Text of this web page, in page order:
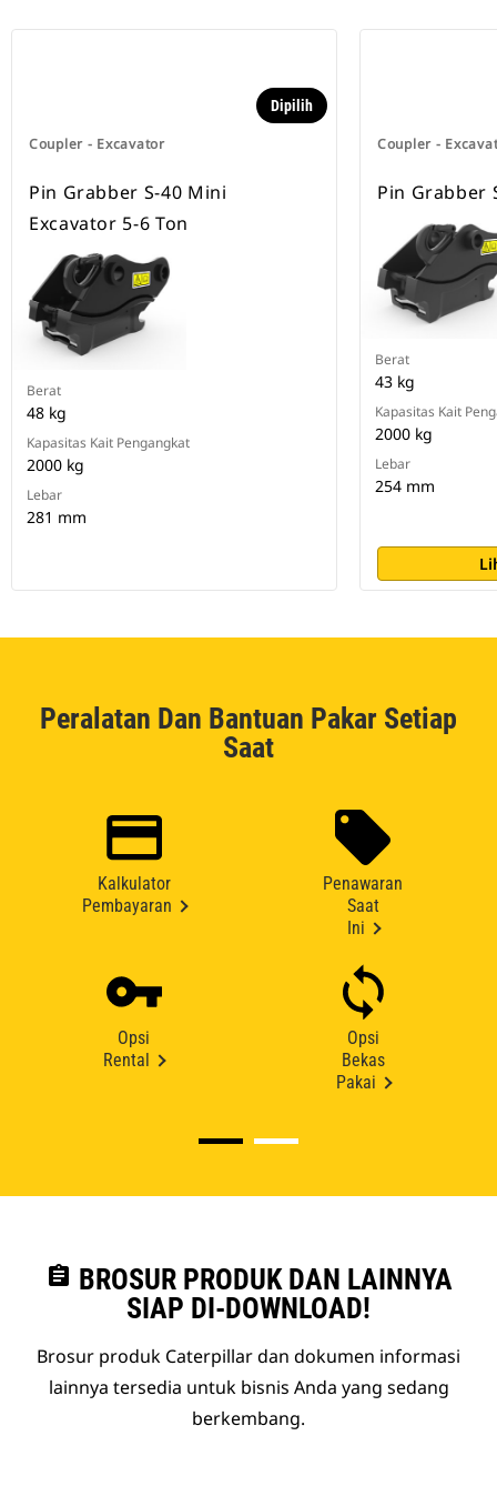
Coupler - Excavator
Dipilih
Pin Grabber S-40 Mini
Excavator 5-6 Ton
Berat
48 kg
Kapasitas Kait Pengangkat
2000 kg
Lebar
281 mm
Coupler -
Pin Grabber
Berat
43 kg
Kapasitas Kait
2000 kg
Lebar
254 mm
Peralatan Dan Bantuan Pakar Setiap
Saat
Kalkulator
Pembayaran
Penawaran
Saat
Ini
Opsi
Rental
Opsi
Bekas
Pakai
assignment BROSUR PRODUK DAN LAINNYA
SIAP DI-DOWNLOAD!
Brosur produk Caterpillar dan dokumen informasi
lainnya tersedia untuk bisnis Anda yang sedang
berkembang.